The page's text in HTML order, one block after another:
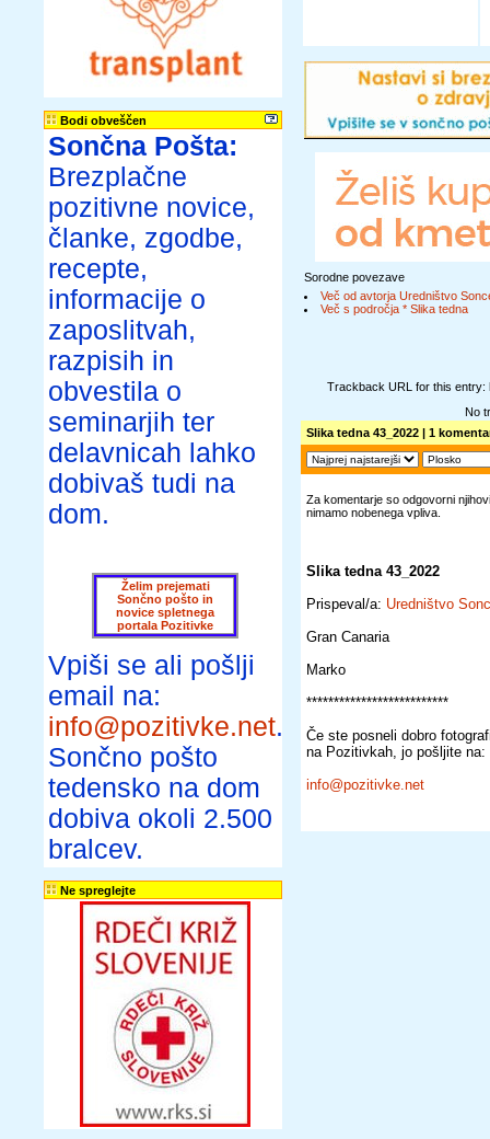
Bodi obveščen
Sončna Pošta:
Brezplačne
pozitivne novice,
članke, zgodbe,
recepte,
informacije o
zaposlitvah,
razpisih in
obvestila o
seminarjih ter
delavnicah lahko
dobivaš tudi na
dom.
Želim prejemati
Sončno pošto in
novice spletnega
portala Pozitivke
Vpiši se ali pošlji
email na:
info@pozitivke.net.
Sončno pošto
tedensko na dom
dobiva okoli 2.500
bralcev.
Ne spreglejte
Sorodne povezave
Več od avtorja Uredništvo
Več s področja * Slika tedna
Trackback URL for this entry:
No
Slika tedna 43_2022 | 1
Za komentarje so odgovorni
nimamo nobenega vpliva.
Slika tedna 43_2022
Prispeval/a: Uredništvo
Gran Canaria
Marko
**************************
Če ste posneli dobro
na Pozitivkah, jo pošljite na:
info@pozitivke.net